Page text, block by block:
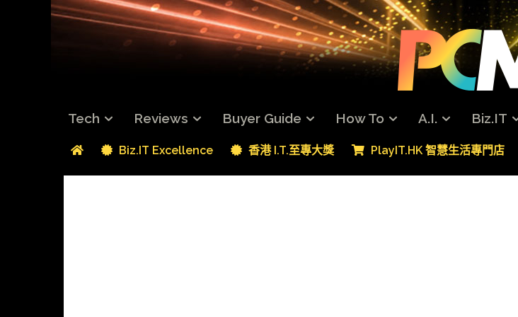
Tech Reviews Buyer Guide How To A.I. Biz.IT
Biz.IT Excellence 香港 I.T.至專大獎 PlayIT.HK 智慧生活專門店